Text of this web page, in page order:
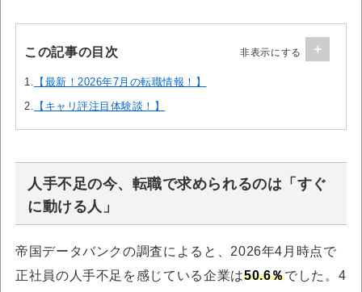
この記事の目次
1. 【最新！2026年7月の転職情報！】
2. 【キャリ評注目体験談！】
人手不足の今、転職で求められるのは「すぐ
に動ける人」
帝国データバンクの調査によると、2026年4月時点で
正社員の人手不足を感じている企業は50.6％でした。4